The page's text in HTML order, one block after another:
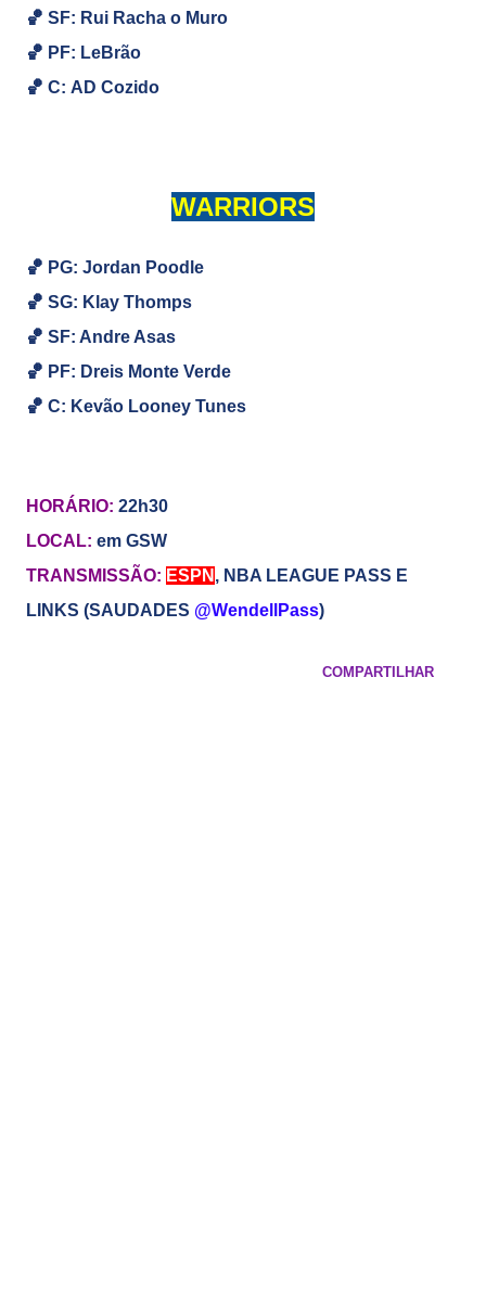
🏀 SF: Rui Racha o Muro
🏀 PF: LeBrão
🏀 C: AD Cozido
WARRIORS
🏀 PG: Jordan Poodle
🏀 SG: Klay Thomps
🏀 SF: Andre Asas
🏀 PF: Dreis Monte Verde
🏀 C: Kevão Looney Tunes
HORÁRIO: 22h30
LOCAL: em GSW
TRANSMISSÃO: ESPN , NBA LEAGUE PASS E
LINKS (SAUDADES @WendellPass)
COMPARTILHAR